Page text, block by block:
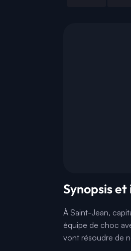
Synopsis
À Saint-Jean,
équipe de choc
vont résoudre de